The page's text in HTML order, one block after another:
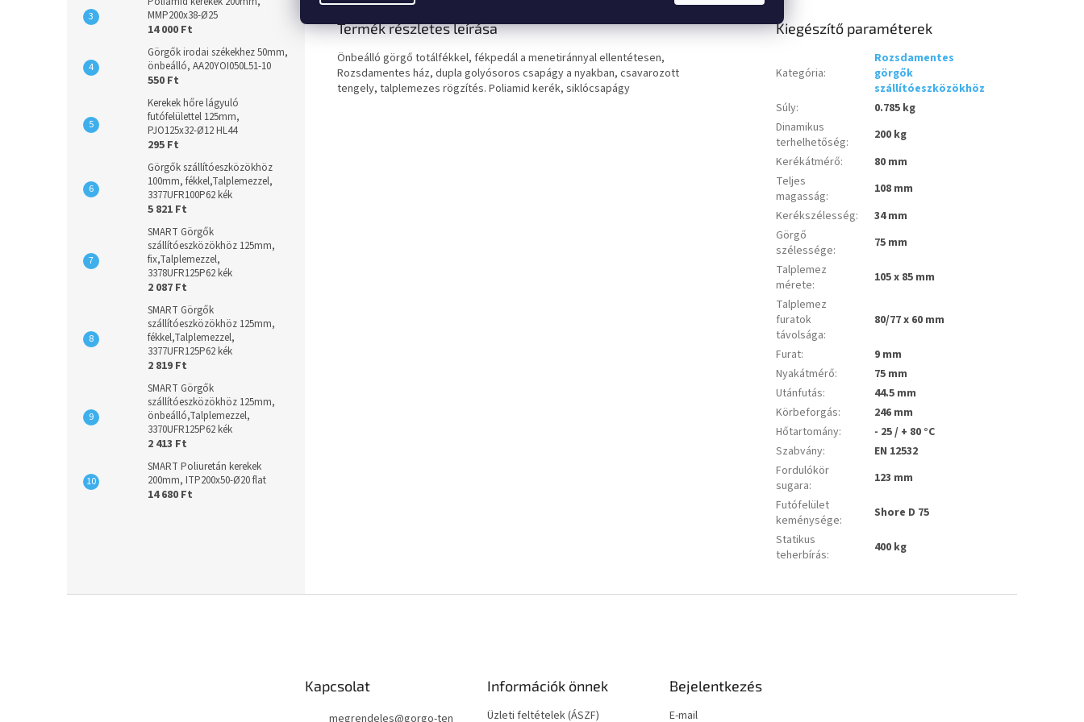
MMP200x38-Ø25
14 000 Ft
Görgők irodai székekhez 50mm,
önbeálló, AA20YOI050L51-10
550 Ft
Kerekek hőre lágyuló
futófelülettel 125mm,
PJO125x32-Ø12 HL44
295 Ft
Görgők szállítóeszközökhöz
100mm, fékkel,Talplemezzel,
3377UFR100P62 kék
5 821 Ft
SMART Görgők
szállítóeszközökhöz 125mm,
fix,Talplemezzel,
3378UFR125P62 kék
2 087 Ft
SMART Görgők
szállítóeszközökhöz 125mm,
fékkel,Talplemezzel,
3377UFR125P62 kék
2 819 Ft
SMART Görgők
szállítóeszközökhöz 125mm,
önbeálló,Talplemezzel,
3370UFR125P62 kék
2 413 Ft
SMART Poliuretán kerekek
200mm, ITP200x50-Ø20 flat
14 680 Ft
Termék részletes leírása
Önbeálló görgő totálfékkel, fékpedál a menetiránnyal ellentétesen,
Rozsdamentes ház, dupla golyósoros csapágy a nyakban, csavarozott
tengely, talplemezes rögzítés. Poliamid kerék, siklócsapágy
Kiegészítő paraméterek
Kategória:
Rozsdamentes
görgők
szállítóeszközökhöz
Súly:
0.785 kg
Dinamikus
terhelhetőség:
200 kg
Kerékátmérő:
80 mm
Teljes
magasság:
108 mm
Kerékszélesség:
34 mm
Görgő
szélessége:
75 mm
Talplemez
mérete:
105 x 85 mm
Talplemez
furatok
távolsága:
80/77 x 60 mm
Furat:
9 mm
Nyakátmérő:
75 mm
Utánfutás:
44.5 mm
Körbeforgás:
246 mm
Hőtartomány:
- 25 / + 80 °C
Szabvány:
EN 12532
Fordulókör
sugara:
123 mm
Futófelület
keménysége:
Shore D 75
Statikus
teherbírás: 400 kg
Kapcsolat
megrendeles@gorgo-ten
Információk önnek
Üzleti feltételek (ÁSZF)
Bejelentkezés
E-mail